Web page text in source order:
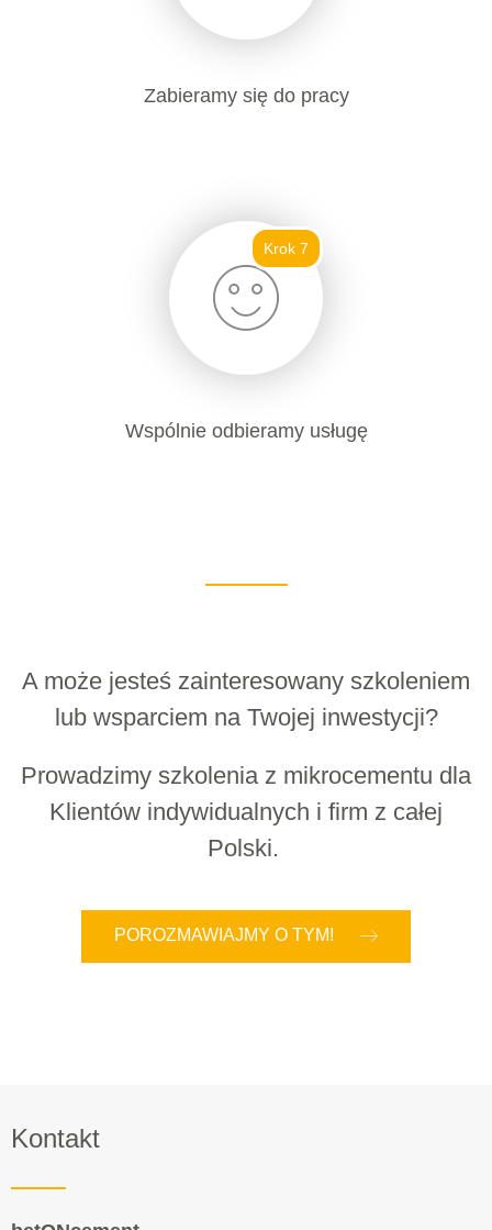
Zabieramy się do pracy
Krok 7
Wspólnie odbieramy usługę
A może jesteś zainteresowany szkoleniem
lub wsparciem na Twojej inwestycji?
Prowadzimy szkolenia z mikrocementu dla
Klientów indywidualnych i firm z całej
Polski.
POROZMAWIAJMY O TYM!
Kontakt